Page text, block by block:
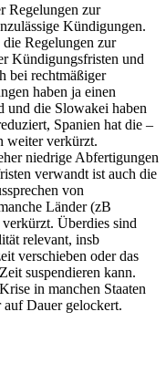
Regelungen zur
Kündigungen.
Regelungen zur
Kündigungsfristen und
bei rechtmäßiger
haben ja einen
und die Slowakei haben
Spanien hat die –
weiter verkürzt.
niedrige Abfertigungen
verwandt ist auch die
von
Länder (zB
Überdies sind
relevant, insb
verschieben oder das
suspendieren kann.
in manchen Staaten
auf Dauer gelockert.